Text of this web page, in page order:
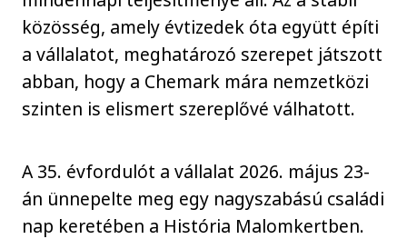
közösség, amely évtizedek óta együtt építi
a vállalatot, meghatározó szerepet játszott
abban, hogy a Chemark mára nemzetközi
szinten is elismert szereplővé válhatott.
A 35. évfordulót a vállalat 2026. május 23-
án ünnepelte meg egy nagyszabású családi
nap keretében a História Malomkertben.